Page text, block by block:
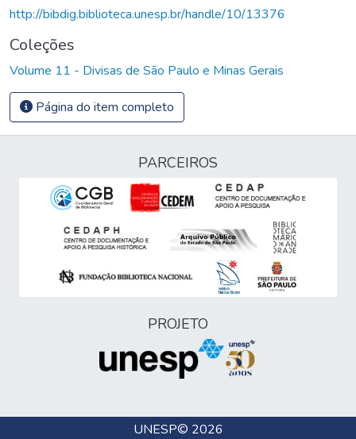
http://bibdig.biblioteca.unesp.br/handle/10/13376
Coleções
Volume 11 - Divisas de São Paulo e Minas Gerais
Página do item completo
PARCEIROS
PROJETO
UNESP© 2026